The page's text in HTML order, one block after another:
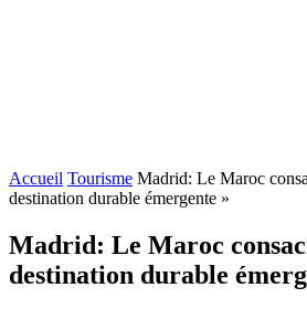
Accueil Tourisme Madrid: Le Maroc
destination durable émergente »
Madrid: Le Maroc
destination durable